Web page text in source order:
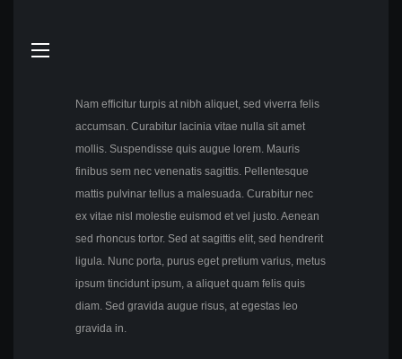
Nam efficitur turpis at nibh aliquet, sed viverra felis
accumsan. Curabitur lacinia vitae nulla sit amet
mollis. Suspendisse quis augue lorem. Mauris
finibus sem nec venenatis sagittis. Pellentesque
mattis pulvinar tellus a malesuada. Curabitur nec
ex vitae nisl molestie euismod et vel justo. Aenean
sed rhoncus tortor. Sed at sagittis elit, sed hendrerit
ligula. Nunc porta, purus eget pretium varius, metus
ipsum tincidunt ipsum, a aliquet quam felis quis
diam. Sed gravida augue risus, at egestas leo
gravida in.